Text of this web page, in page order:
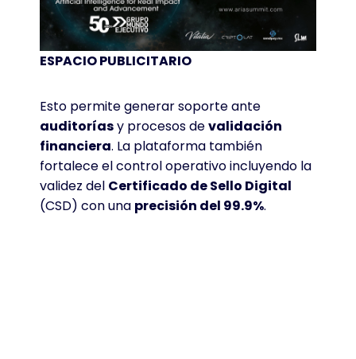
ESPACIO PUBLICITARIO
Esto permite generar soporte ante
auditoríasy procesos devalidación
financiera. La plataforma también
fortalece el control operativo incluyendo la
validez del Certificado de Sello Digital
(CSD) con una precisión del 99.9%.